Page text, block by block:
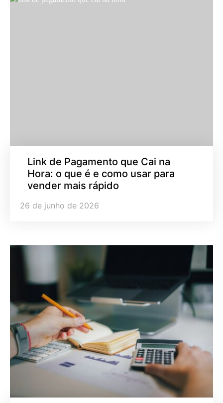
Link de Pagamento que Cai na
Hora: o que é e como usar para
vender mais rápido
26 de junho de 2026